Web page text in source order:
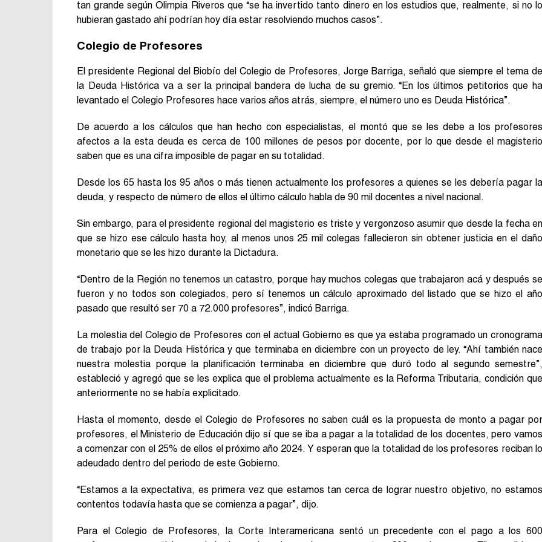
tan grande según Olimpia Riveros que “se ha invertido tanto dinero en los estudios que, realmente, si no lo
hubieran gastado ahí podrían hoy día estar resolviendo muchos casos”.
Colegio de Profesores
El presidente Regional del Biobío del Colegio de Profesores, Jorge Barriga, señaló que siempre el tema de
la Deuda Histórica va a ser la principal bandera de lucha de su gremio. “En los últimos petitorios que ha
levantado el Colegio Profesores hace varios años atrás, siempre, el número uno es Deuda Histórica”.
De acuerdo a los cálculos que han hecho con especialistas, el montó que se les debe a los profesores
afectos a la esta deuda es cerca de 100 millones de pesos por docente, por lo que desde el magisterio
saben que es una cifra imposible de pagar en su totalidad.
Desde los 65 hasta los 95 años o más tienen actualmente los profesores a quienes se les debería pagar la
deuda, y respecto de número de ellos el último cálculo habla de 90 mil docentes a nivel nacional.
Sin embargo, para el presidente regional del magisterio es triste y vergonzoso asumir que desde la fecha en
que se hizo ese cálculo hasta hoy, al menos unos 25 mil colegas fallecieron sin obtener justicia en el daño
monetario que se les hizo durante la Dictadura.
“Dentro de la Región no tenemos un catastro, porque hay muchos colegas que trabajaron acá y después se
fueron y no todos son colegiados, pero sí tenemos un cálculo aproximado del listado que se hizo el año
pasado que resultó ser 70 a 72.000 profesores”, indicó Barriga.
La molestia del Colegio de Profesores con el actual Gobierno es que ya estaba programado un cronograma
de trabajo por la Deuda Histórica y que terminaba en diciembre con un proyecto de ley. “Ahí también nace
nuestra molestia porque la planificación terminaba en diciembre que duró todo al segundo semestre”,
estableció y agregó que se les explica que el problema actualmente es la Reforma Tributaria, condición que
anteriormente no se había explicitado.
Hasta el momento, desde el Colegio de Profesores no saben cuál es la propuesta de monto a pagar por
profesores, el Ministerio de Educación dijo sí que se iba a pagar a la totalidad de los docentes, pero vamos
a comenzar con el 25% de ellos el próximo año 2024. Y esperan que la totalidad de los profesores reciban lo
adeudado dentro del periodo de este Gobierno.
“Estamos a la expectativa, es primera vez que estamos tan cerca de lograr nuestro objetivo, no estamos
contentos todavía hasta que se comienza a pagar”, dijo.
Para el Colegio de Profesores, la Corte Interamericana sentó un precedente con el pago a los 600